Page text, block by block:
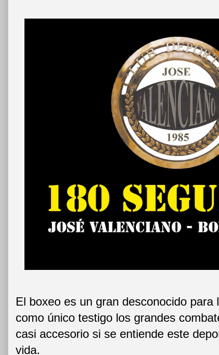
El boxeo es un gran desconocido para
como único testigo los grandes
casi accesorio si se entiende este
vida.